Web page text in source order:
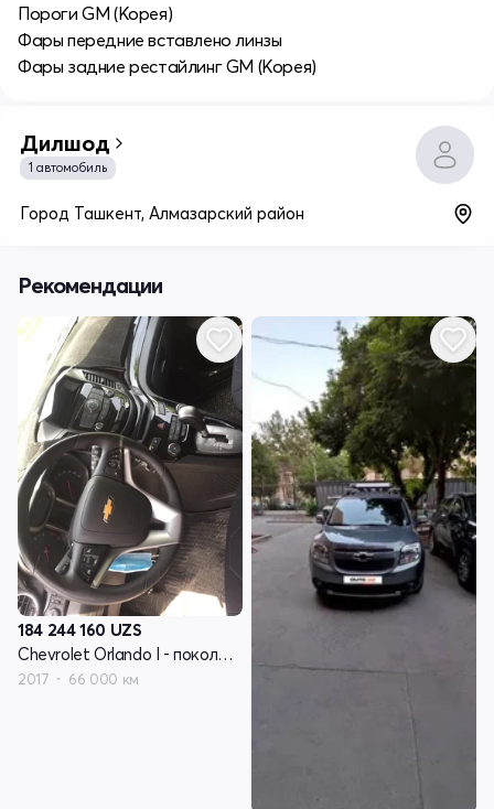
Пороги GM (Корея)
Фары передние вставлено линзы
Фары задние рестайлинг GM (Корея)
Дилшод
1 автомобиль
Город Ташкент, Алмазарский район
Рекомендации
184 244 160 UZS
Chevrolet Orlando I - поколение
2017 66 000 км